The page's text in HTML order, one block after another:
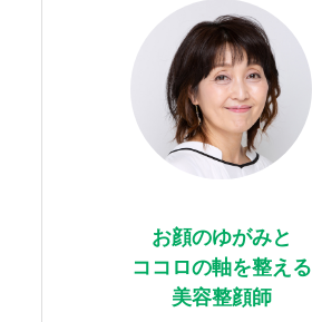
お顔のゆがみと
ココロの軸を整える
美容整顔師